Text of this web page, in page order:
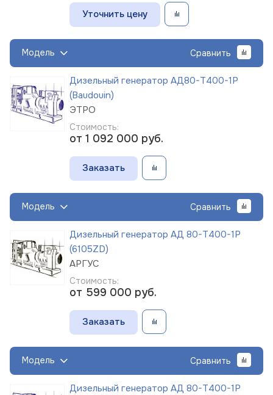
Уточнить цену
Модель Сравнить
Дизельный генератор АД80-Т400-1Р
(Baudouin)
ЭТРО
Стоимость:
от 1 092 000 руб.
Заказать
Модель Сравнить
Дизельный генератор АД 80-Т400-1Р
(6105ZD)
АРГУС
Стоимость:
от 599 000 руб.
Заказать
Модель Сравнить
Дизельный генератор АД 80-Т400-1Р